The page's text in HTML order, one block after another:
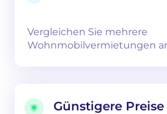
Vergleichen Sie mehrere
Wohnmobilvermietungen
Günstigere